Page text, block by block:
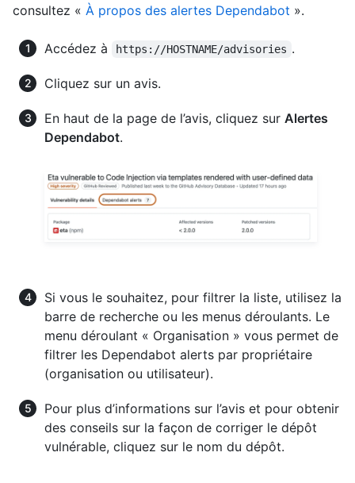
consultez « À propos des alertes Dependabot ».
Accédez à https://HOSTNAME/advisories .
Cliquez sur un avis.
En haut de la page de l’avis, cliquez sur Alertes
Dependabot.
Si vous le souhaitez, pour filtrer la liste, utilisez la
barre de recherche ou les menus déroulants. Le
menu déroulant « Organisation » vous permet de
filtrer les Dependabot alerts par propriétaire
(organisation ou utilisateur).
Pour plus d’informations sur l’avis et pour obtenir
des conseils sur la façon de corriger le dépôt
vulnérable, cliquez sur le nom du dépôt.